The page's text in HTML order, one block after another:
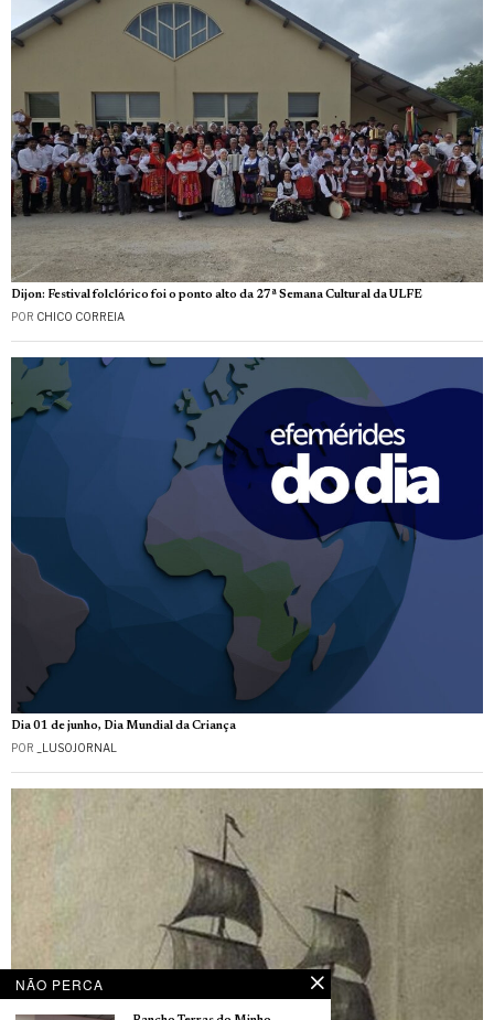
Dijon: Festival folclórico foi o ponto alto da 27ª Semana Cultural da ULFE
POR CHICO CORREIA
Dia 01 de junho, Dia Mundial da Criança
POR _LUSOJORNAL
NÃO PERCA